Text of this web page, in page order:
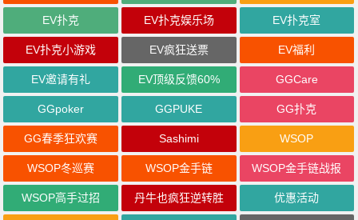
EV扑克 EV扑克娱乐场 EV扑克室
EV扑克小游戏 EV疯狂送票 EV福利
EV邀请有礼 EV顶级反馈60% GGCare
GGpoker GGPUKE GG扑克
GG春季狂欢赛 Sashimi WSOP
WSOP冬巡赛 WSOP金手链 WSOP金手链战报
WSOP高手过招 丹牛也疯狂逆转胜 优惠活动